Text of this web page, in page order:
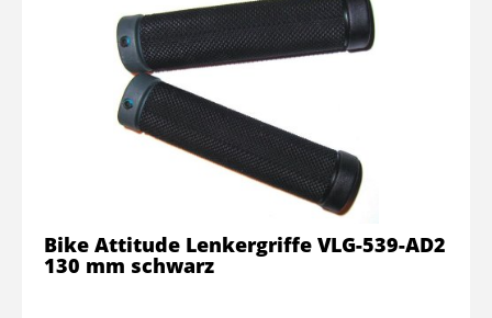
Bike Attitude Lenkergriffe VLG-539-AD2
130 mm schwarz